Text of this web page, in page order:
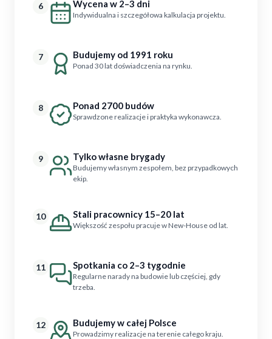
6 Wycena w 2–3 dni
Indywidualna i szczegółowa kalkulacja projektu.
7 Budujemy od 1991 roku
Ponad 30 lat doświadczenia na rynku.
8 Ponad 2700 budów
Sprawdzone realizacje i praktyka wykonawcza.
9 Tylko własne brygady
Budujemy własnym zespołem, bez przypadkowych
ekip.
10 Stali pracownicy 15–20 lat
Większość zespołu pracuje w New-House od lat.
11 Spotkania co 2–3 tygodnie
Regularne narady na budowie lub częściej, gdy
trzeba.
12 Budujemy w całej Polsce
Prowadzimy realizacje na terenie całego kraju.